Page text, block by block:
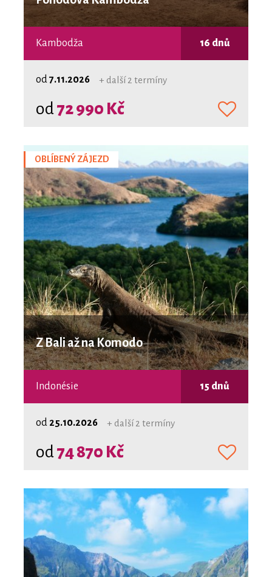
Kambodža 16 dnů
od 7.11.2026 + další 2 termíny
od72 990 Kč
OBLÍBENÝ ZÁJEZD
Z Bali až na Komodo
Indonésie 15 dnů
od 25.10.2026 + další 2 termíny
od74 870 Kč